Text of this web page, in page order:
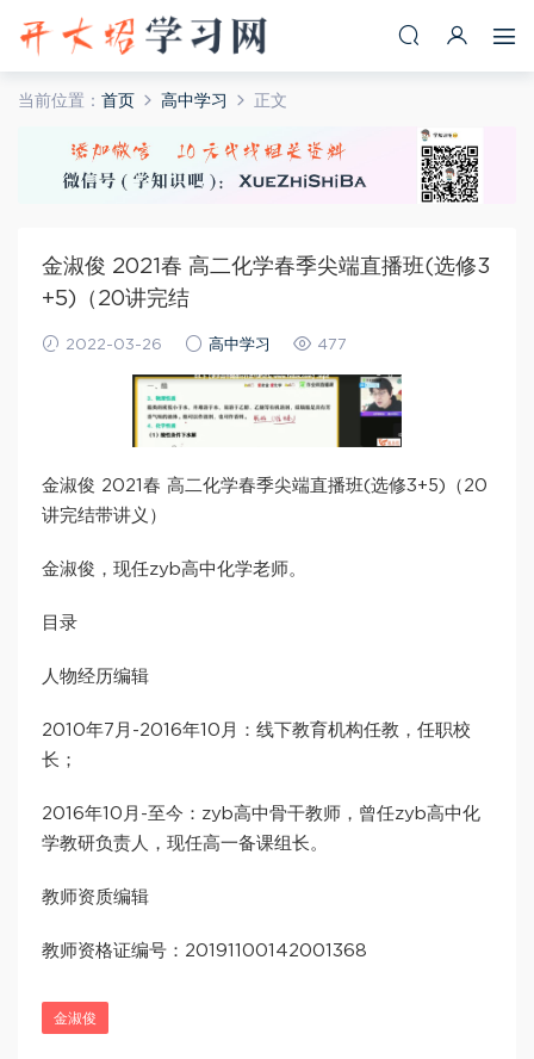
当前位置： 首页 高中学习 正文
金淑俊 2021春 高二化学春季尖端直播班(选修3
+5)（20讲完结
2022-03-26 高中学习 477
金淑俊 2021春 高二化学春季尖端直播班(选修3+5)（20
讲完结带讲义）
金淑俊，现任zyb高中化学老师。
目录
人物经历编辑
2010年7月-2016年10月：线下教育机构任教，任职校
长；
2016年10月-至今：zyb高中骨干教师，曾任zyb高中化
学教研负责人，现任高一备课组长。
教师资质编辑
教师资格证编号：20191100142001368
金淑俊